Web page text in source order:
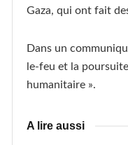
Gaza, qui ont fait
Dans un
le-feu et la
humanitaire ».
A lire aussi